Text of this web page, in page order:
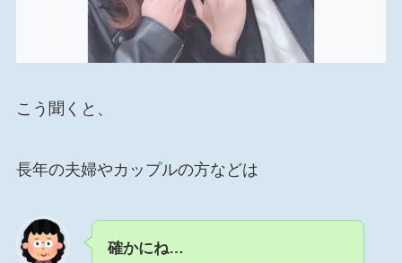
こう聞くと、
長年の夫婦やカップルの方などは
確かにね…